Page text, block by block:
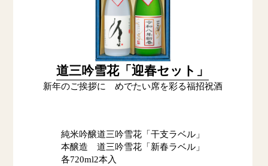
道三吟雪花「迎春セット」
新年のご挨拶に めでたい席を彩る福招祝酒
純米吟醸道三吟雪花「干支ラベル」
本醸造 道三吟雪花「新春ラベル」
各720ml2本入